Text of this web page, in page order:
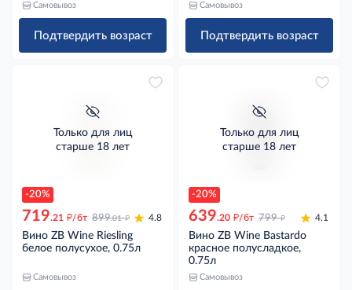
Самовывоз
Подтвердить возраст
Самовывоз
Подтвердить возраст
-20%
Только для лиц
старше 18 лет
719.21 д/бт 899.01 д 4.8
Вино ZB Wine Riesling
белое полусухое, 0.75л
Самовывоз
-20%
Только для лиц
старше 18 лет
639.20 д/бт 799 д 4.1
Вино ZB Wine Bastardo
красное полусладкое,
0.75л
Самовывоз